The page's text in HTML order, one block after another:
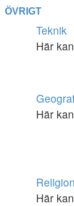
ÖVRIGT
Teknik
Här
Här
Religion
Här